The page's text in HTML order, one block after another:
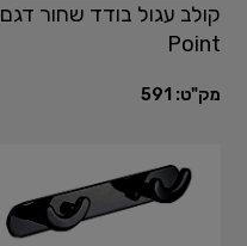
קולב עגול בודד שחור דגם
Point
מק"ט: 591